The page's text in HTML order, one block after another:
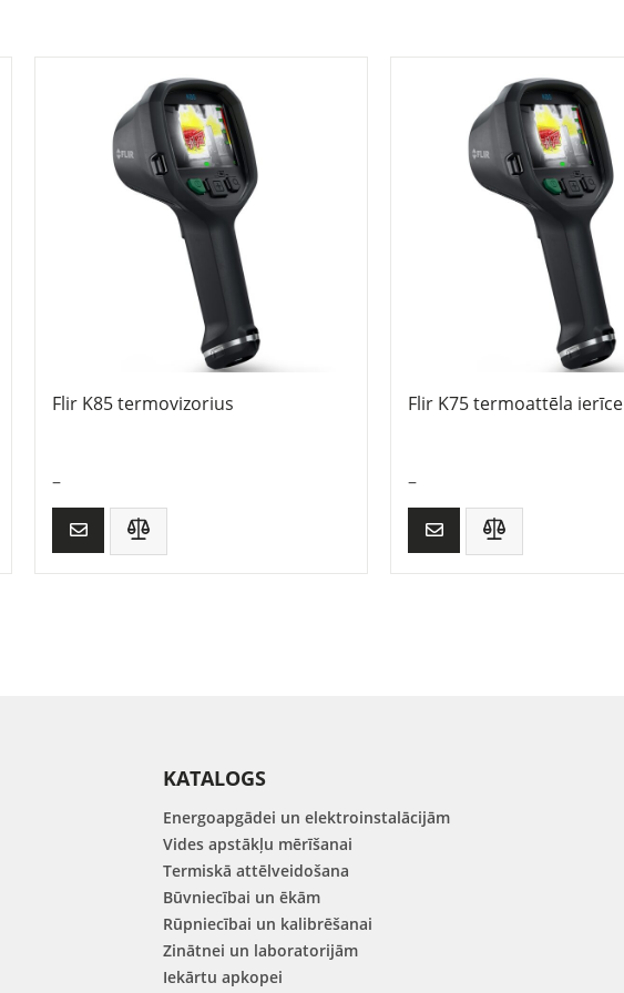
Flir K85 termovizorius
–
Flir K75 termoattēla ierīce
–
KATALOGS
Energoapgādei un elektroinstalācijām
Vides apstākļu mērīšanai
Termiskā attēlveidošana
Būvniecībai un ēkām
Rūpniecībai un kalibrēšanai
Zinātnei un laboratorijām
Iekārtu apkopei